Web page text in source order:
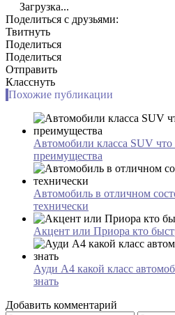
Загрузка...
Поделиться с друзьями:
Твитнуть
Поделиться
Поделиться
Отправить
Класснуть
Похожие публикации
Автомобили класса SUV
преимущества
Автомобиль в отличном
технически
Акцент или Приора кто
Ауди А4 какой класс
знать
Добавить комментарий